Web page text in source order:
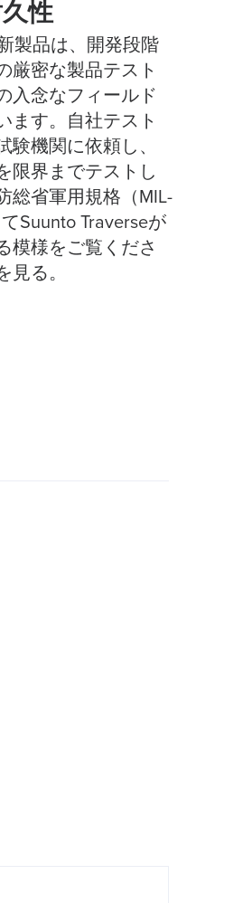
性
製品は、開発段階
厳密な製品テスト
入念なフィールド
ます。自社テスト
験機関に依頼し、
限界までテストし
総省軍用規格（MIL-
Suunto Traverseが
模様をご覧くださ
見る。